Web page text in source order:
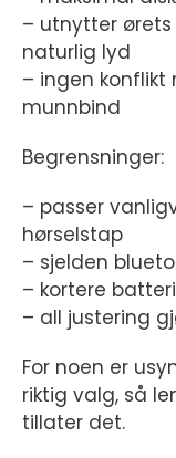
– utnytter
naturlig lyd
– ingen konflikt
munnbind
Begrensninger:
– passer
hørselstap
– sjelden
– kortere
– all justering
For noen er
riktig valg, så
tillater det.